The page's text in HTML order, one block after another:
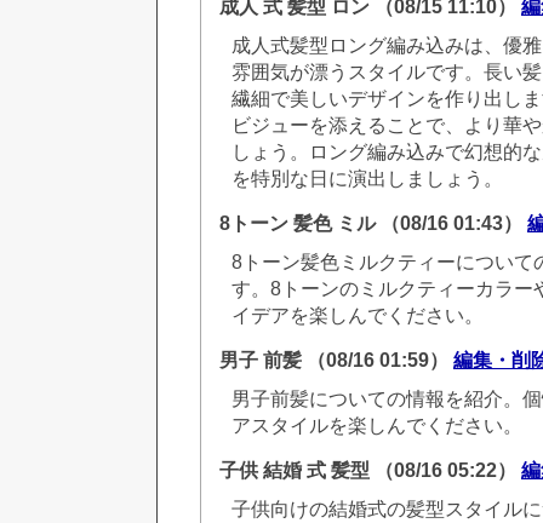
成人 式 髪型 ロン （08/15 11:10）
成人式髪型ロング編み込みは、優
雰囲気が漂うスタイルです。長い
繊細で美しいデザインを作り出し
ビジューを添えることで、より華
しょう。ロング編み込みで幻想的
を特別な日に演出しましょう。
8トーン 髪色 ミル （08/16 01:43）
8トーン髪色ミルクティーについて
す。8トーンのミルクティーカラー
イデアを楽しんでください。
男子 前髪 （08/16 01:59） 編集・削
男子前髪についての情報を紹介。
アスタイルを楽しんでください。
子供 結婚 式 髪型 （08/16 05:22）
子供向けの結婚式の髪型スタイル